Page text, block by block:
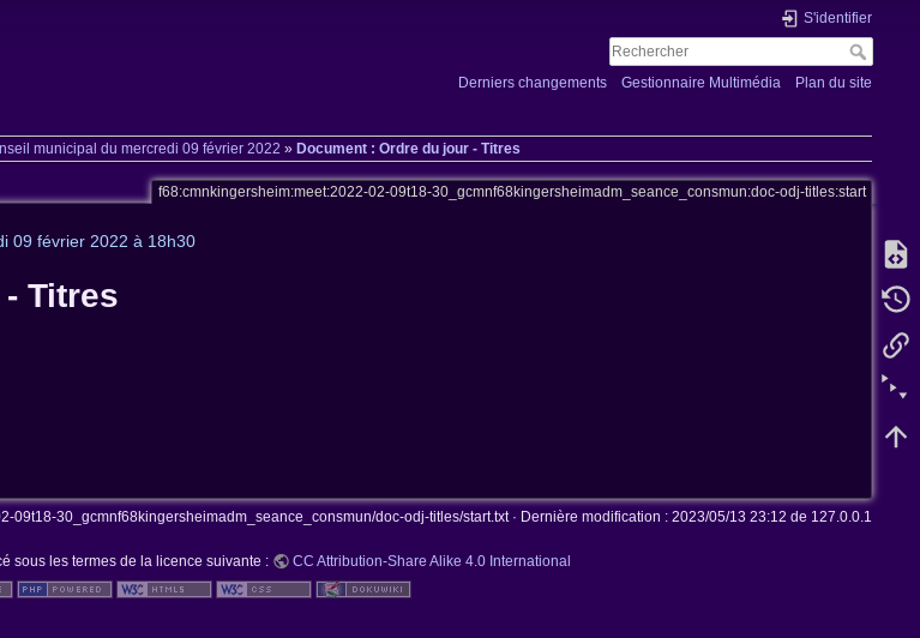
S'identifier
Derniers changements Gestionnaire Multimédia Plan du site
municipal du mercredi 09 février 2022 » Document : Ordre du jour - Titres
f68:cmnkingersheim:meet:2022-02-09t18-30_gcmnf68kingersheimadm_seance_consmun:doc-odj-titles:start
09 février 2022 à 18h30
Titres
09t18-30_gcmnf68kingersheimadm_seance_consmun/doc-odj-titles/start.txt· Dernière modification : 2023/05/13 23:12 de 127.0.0.1
sous les termes de la licence suivante : CC Attribution-Share Alike 4.0 International